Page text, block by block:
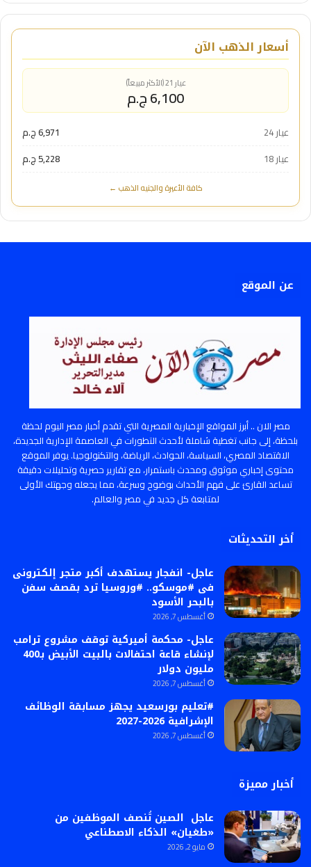
أسعار الذهب الآن
عيار 21 (الأكثر مبيعاً)
6,100 ج.م
عيار 24
6,971 ج.م
عيار 18
5,228 ج.م
كافة الأعيرة والجنيه الذهب ←
عن الموقع
مصر الان .. أبرز المواقع الإخبارية المصرية التي تقدم أخبار مصر اليوم لحظة
بلحظة، إلى جانب تغطية شاملة لأحدث التطورات في العاصمة الإدارية الجديدة،
الاقتصاد المصري، السياسة، الحوادث، الرياضة، والتكنولوجيا. يوفر الموقع
محتوى إخباري موثوق ومحدث باستمرار، مع تقارير حصرية وتحليلات دقيقة
تساعد القارئ على فهم الأحداث بوضوح وسرعة، مما يجعله وجهتك الأولى
لمتابعة كل جديد في مصر والعالم.
أخر التحديثات
عاجل- انفجار يستهدف أكبر متجر إلكترونى
فى #موسكو.. #وروسيا ترد بقصف سفن
بالبحر الأسود
أغسطس 7, 2026
عاجل- محكمة أميركية توقف مشروع ترامب
لإنشاء قاعة احتفالات بالبيت الأبيض بـ400
مليون دولار
أغسطس 7, 2026
#تعليم بورسعيد يجهز مسابقة الوظائف
الإشرافية 2026-2027
أغسطس 7, 2026
أخبار مميزة
عاجل الصين تُنصف الموظفين من
«طغيان» الذكاء الاصطناعي
مايو 2, 2026